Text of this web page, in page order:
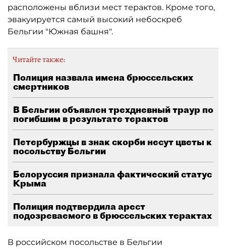
расположены вблизи мест терактов. Кроме того,
эвакуируется самый высокий небоскреб
Бельгии "Южная башня".
Читайте также:
Полиция назвала имена брюссельских
смертников
В Бельгии объявлен трехдневный траур по
погибшим в результате терактов
Петербуржцы в знак скорби несут цветы к
посольству Бельгии
Белоруссия признала фактический статус
Крыма
Полиция подтвердила арест
подозреваемого в брюссельских терактах
В российском посольстве в Бельгии